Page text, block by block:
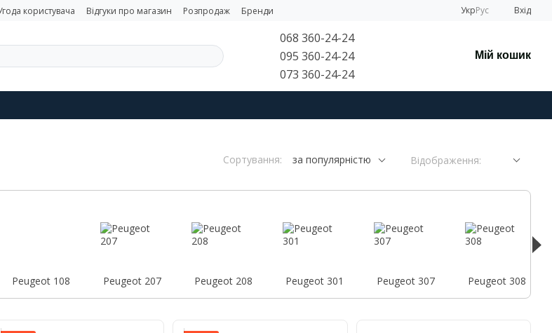
користувача Відгуки про магазин Розпродаж Бренди УкрРус Вхід
068 360-24-24
095 360-24-24
073 360-24-24
Мій кошик
Сортування: за популярністю Відображення:
Peugeot 108 Peugeot 207 Peugeot 208 Peugeot 301 Peugeot 307 Peugeot 308